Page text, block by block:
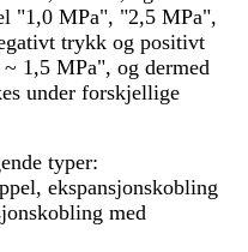
"1,0 MPa", "2,5 MPa",
trykk og positivt
1,5 MPa", og dermed
under forskjellige
typer:
ekspansjonskobling
med